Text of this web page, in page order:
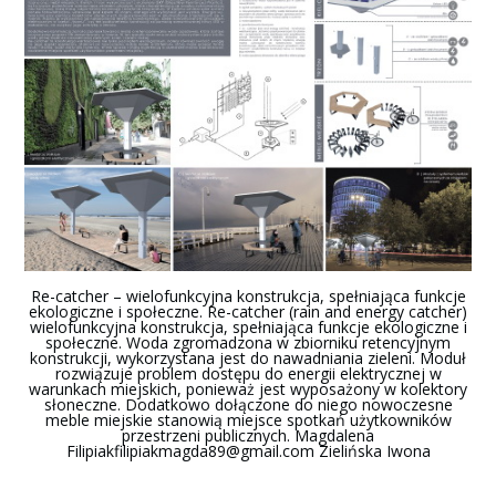
Re-catcher – wielofunkcyjna konstrukcja, spełniająca funkcje
ekologiczne i społeczne. Re-catcher (rain and energy catcher)
wielofunkcyjna konstrukcja, spełniająca funkcje ekologiczne i
społeczne. Woda zgromadzona w zbiorniku retencyjnym
konstrukcji, wykorzystana jest do nawadniania zieleni. Moduł
rozwiązuje problem dostępu do energii elektrycznej w
warunkach miejskich, ponieważ jest wyposażony w kolektory
słoneczne. Dodatkowo dołączone do niego nowoczesne
meble miejskie stanowią miejsce spotkań użytkowników
przestrzeni publicznych. Magdalena
Filipiakfilipiakmagda89@gmail.com Zielińska Iwona